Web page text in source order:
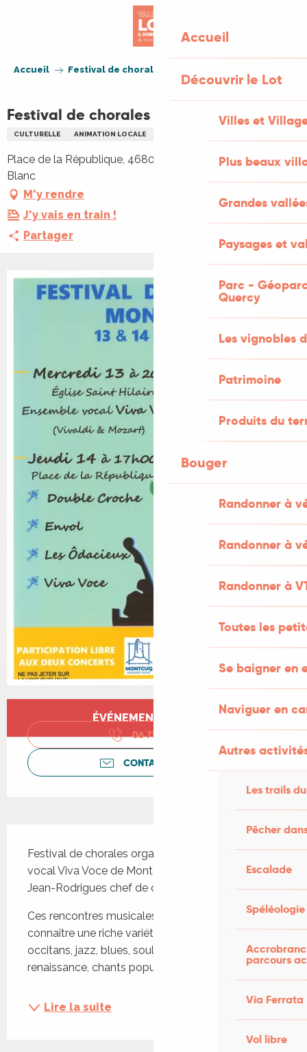
Accueil
Découvrir le Lot
Villes et
Plus beaux
Grandes
Paysages et
Parc -
Quercy
Les vignobles
Patrimoine
Produits du
Bouger
Randonner à
Randonner à
Randonner à
Toutes les
Se baigner en
Naviguer en
Autres
Les trails
Pêcher
Escalade
Spéléologie
parcours
Via Ferrata
Vol libre
Accueil Festival de chorales à Montcuq
Festival de chorales à Montcuq
CULTURELLE ANIMATION LOCALE
Place de la République, 46800 Montcuq-en-Quercy-
Blanc
M'y rendre
J'y vais en train !
Partager
+1 PHOTO
Ouverture et coordonnées
ÉVÉNEMENT TERMINÉ
06 71 26 12
CONTACTEZ-NOUS
Festival de chorales organisé par l'Ensemble
vocal Viva Voce de Montcuq sous la direction de
Jean-Rodrigues chef de choeur.
Ces rencontres musicales permettent de faire
connaître une riche variété de styles: chants
occitans, jazz, blues, soul, chants de la
renaissance, chants populaires. Elles...
Lire la suite